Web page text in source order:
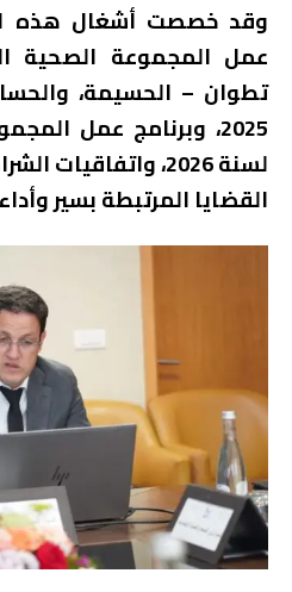
وقد خصصت أشغال هذه
عمل المجموعة الصحية
تطوان – الحسيمة،
2025، وبرنامج عمل
لسنة 2026،
القضايا المرتبطة بسير